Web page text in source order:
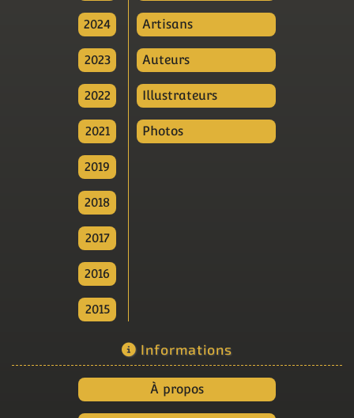
2024
2023
2022
2021
2019
2018
2017
2016
2015
Artisans
Auteurs
Illustrateurs
Photos
Informations
À propos